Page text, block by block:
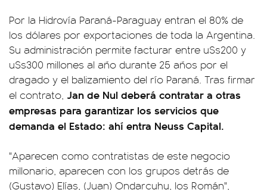
Por la Hidrovía Paraná-Paraguay entran el 80% de
los dólares por exportaciones de toda la Argentina.
Su administración permite facturar entre u$s200 y
u$s300 millones al año durante 25 años por el
dragado y el balizamiento del río Paraná. Tras firmar
el contrato, Jan de Nul deberá contratar a otras
empresas para garantizar los servicios que
demanda el Estado: ahí entra Neuss Capital.
"Aparecen como contratistas de este negocio
millonario, aparecen con los grupos detrás de
(Gustavo) Elías, (Juan) Ondarcuhu, los Román",